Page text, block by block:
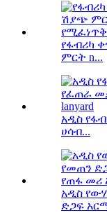
የፋብሪካ
ምርት n...
አዲስ
ሀሳብ...
አዲስ
ድጋፍ አርማ